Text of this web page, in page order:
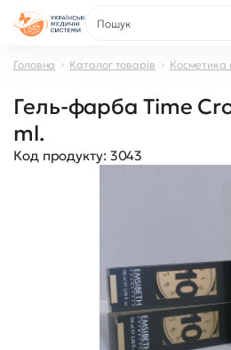
Головна Каталог товарів Косметика
Гель-фарба Time
ml.
Код продукту: 3043